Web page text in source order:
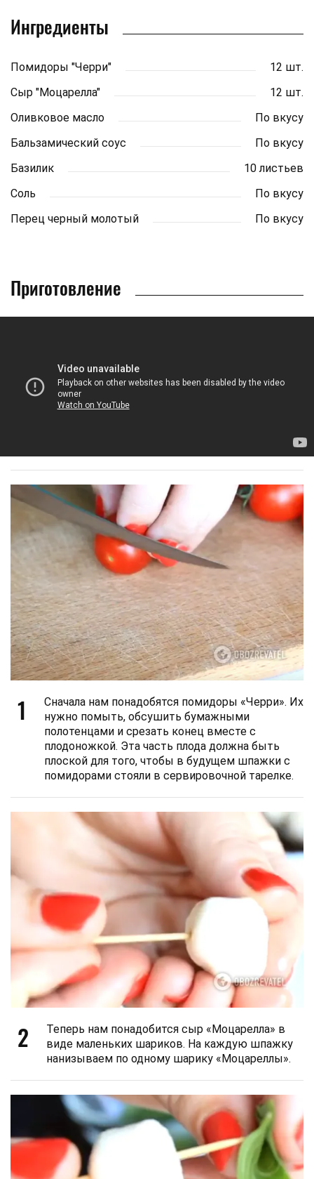
Ингредиенты
Помидоры "Черри"
12 шт.
Сыр "Моцарелла"
12 шт.
Оливковое масло
По вкусу
Бальзамический соус
По вкусу
Базилик
10 листьев
Соль
По вкусу
Перец черный молотый
По вкусу
Приготовление
1
Сначала нам понадобятся помидоры «Черри». Их
нужно помыть, обсушить бумажными
полотенцами и срезать конец вместе с
плодоножкой. Эта часть плода должна быть
плоской для того, чтобы в будущем шпажки с
помидорами стояли в сервировочной тарелке.
2
Теперь нам понадобится сыр «Моцарелла» в
виде маленьких шариков. На каждую шпажку
нанизываем по одному шарику «Моцареллы».